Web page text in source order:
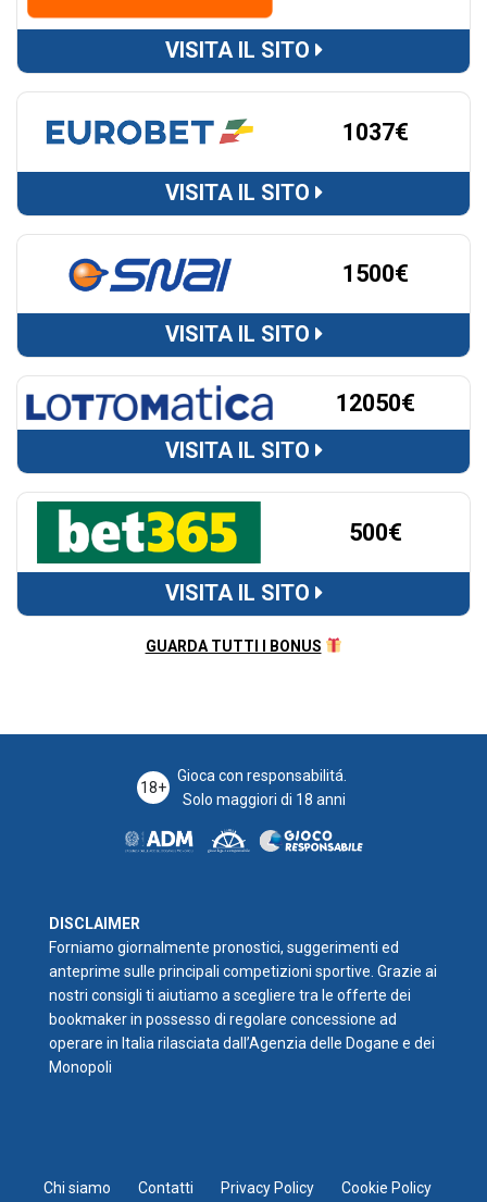
VISITA IL SITO
1037€
VISITA IL SITO
1500€
VISITA IL SITO
12050€
VISITA IL SITO
500€
VISITA IL SITO
GUARDA TUTTI I BONUS
18+
Gioca con responsabilitá.
Solo maggiori di 18 anni
DISCLAIMER
Forniamo giornalmente pronostici, suggerimenti ed
anteprime sulle principali competizioni sportive. Grazie ai
nostri consigli ti aiutiamo a scegliere tra le offerte dei
bookmaker in possesso di regolare concessione ad
operare in Italia rilasciata dall’Agenzia delle Dogane e dei
Monopoli
Chi siamo Contatti Privacy Policy Cookie Policy